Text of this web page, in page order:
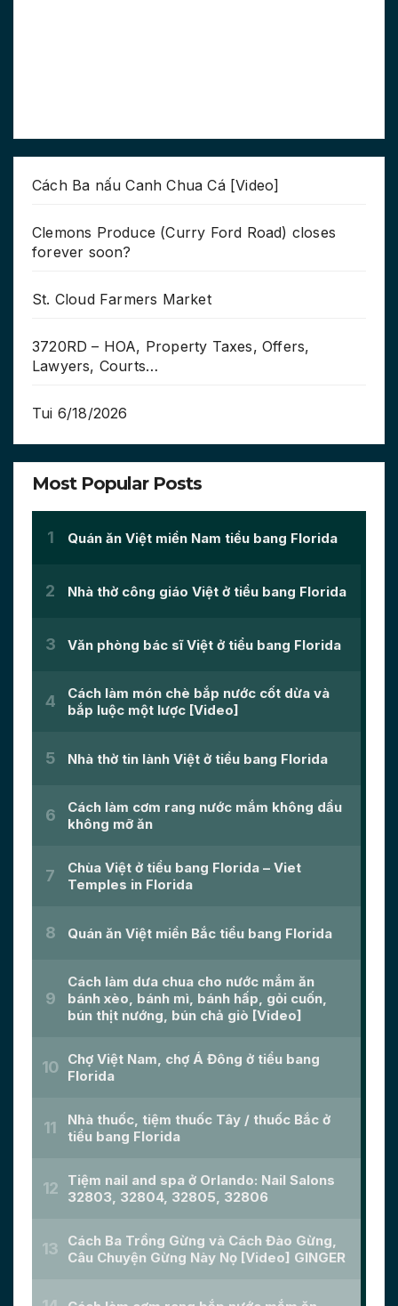
Cách Ba nấu Canh Chua Cá [Video]
Clemons Produce (Curry Ford Road) closes
forever soon?
St. Cloud Farmers Market
3720RD – HOA, Property Taxes, Offers,
Lawyers, Courts…
Tui 6/18/2026
Most Popular Posts